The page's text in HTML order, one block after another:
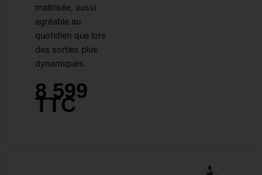
maîtrisée, aussi
agréable au
quotidien que lors
des sorties plus
dynamiques.
8 599
TTC